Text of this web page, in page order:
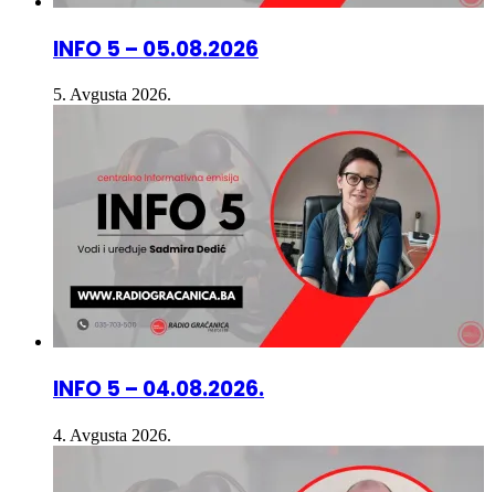
INFO 5 – 05.08.2026
5. Avgusta 2026.
INFO 5 – 04.08.2026.
4. Avgusta 2026.